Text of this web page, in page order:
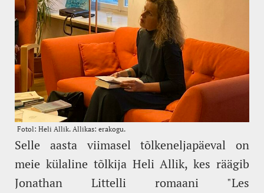
Selle aasta viimasel tõlkeneljapäeval on
meie külaline tõlkija Heli Allik, kes räägib
Jonathan Littelli romaani "Les